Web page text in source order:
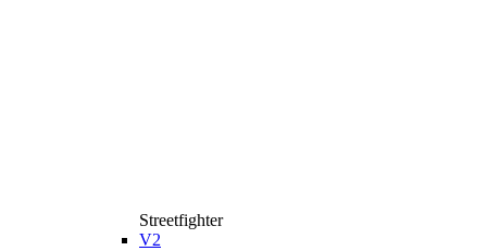
Streetfighter
V2